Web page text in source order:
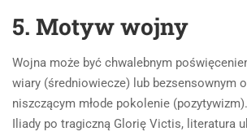
5. Motyw wojny
Wojna może być chwalebnym
wiary (średniowiecze) lub bezsensownym
niszczącym młode pokolenie
Iliady po tragiczną Glorię Victis, literatura